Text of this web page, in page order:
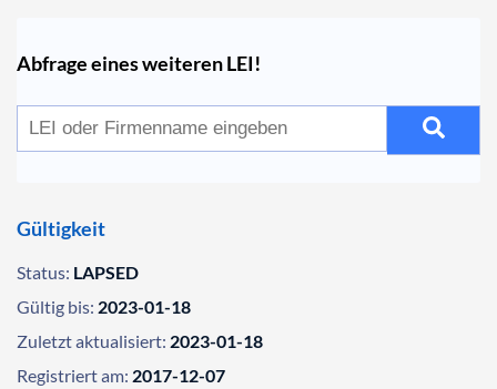
Abfrage eines weiteren LEI!
Gültigkeit
Status: LAPSED
Gültig bis: 2023-01-18
Zuletzt aktualisiert: 2023-01-18
Registriert am: 2017-12-07